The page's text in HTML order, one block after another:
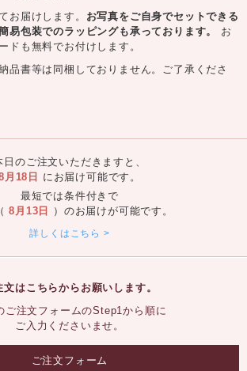
お届けします。 お写真をご自身でセットできる
易包装でのラッピングも承っております。
お
ドも無料でお付けします。
品書等は同梱しておりません。ご了承くださ
日のご注文いただきますと、
月18日
にお届け可能です。
最短では条件付きで
8月13日 ）のお届けが可能です。
詳しくはこちら
文はこちらからお願いします。
ご注文フォームのStep1から順に
ご入力くださいませ。
ご注文フォーム